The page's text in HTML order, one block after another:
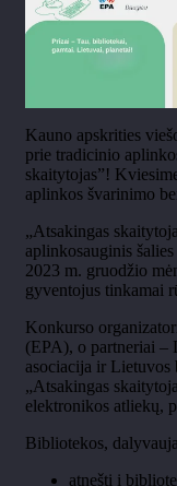
Kauno apskrities
prie tradicinio
skaitytojas”!
aplinkos švarinimo
„Atsakingas
aplinkosauginis
2023 m. gruodžio
gyventojus tinkamai
Konkurso
(EPA), o partneriai –
asociacija ir
„Atsakingas
elektronikos atliekų,
Bibliotekos,
atnešti į